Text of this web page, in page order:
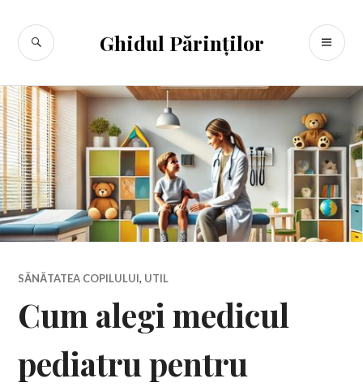
conținut
Ghidul Părinților
CĂUTARE
SĂNĂTATEA COPILULUI, UTIL
Cum alegi medicul
pediatru pentru